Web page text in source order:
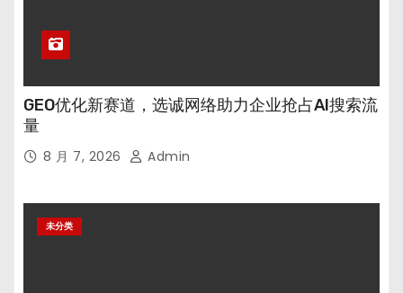
GEO优化新赛道，选诚网络助力企业抢占AI搜索流
量
8 月 7, 2026 Admin
未分类